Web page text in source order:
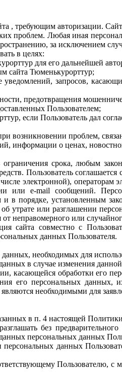
, требующим авторизации.
проблем. Любая иная
за исключением
в целях:
для его дальнейшей
сайта Тюменькурорттур;
запросов,
предотвращения
Пользователем;
если Пользователь дал
возникновении проблем,
информации о ценах,
ограничения срока, любым
Пользователь
электронной), операторам
или e-mail сообщений.
в порядке, установленным
утрате или разглашении
неправомерного или
сайта совместно с
данных Пользователя.
необходимых для
в случае изменения
касающейся обработки его
его персональных
необходимыми для
в п. 4 настоящей
без
персональных данных
данных
Пользователю, с